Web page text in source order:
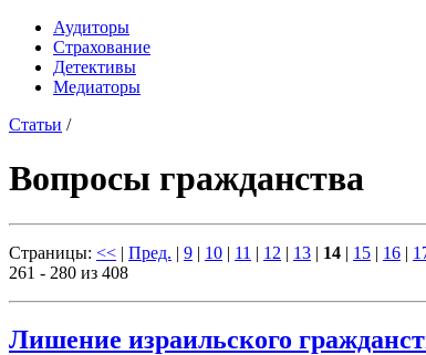
Аудиторы
Страхование
Детективы
Медиаторы
Статьи /
Вопросы гражданства
Страницы: << | Пред. | 9 | 10 | 11 | 12 | 13 | 14 | 15 | 16 |
261 - 280 из 408
Лишение израильского